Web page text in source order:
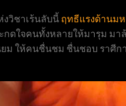
งวิชาเร้นลับนี้ ฤทธีแรงด้านมห
กดใจคนทั้งหลายให้มารุม ม
ม ให้คนชื่นชม ชื่นชอบ ราศีก